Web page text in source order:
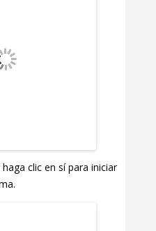
clic en sí para iniciar